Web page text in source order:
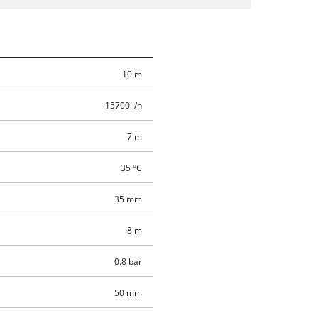
10 m
15700 l/h
7 m
35 °C
35 mm
8 m
0.8 bar
50 mm